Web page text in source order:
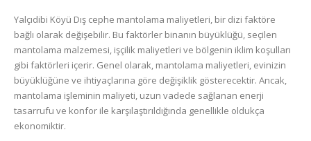
Yalçıdibi Köyü Dış cephe mantolama maliyetleri, bir dizi faktöre
bağlı olarak değişebilir. Bu faktörler binanın büyüklüğü, seçilen
mantolama malzemesi, işçilik maliyetleri ve bölgenin iklim koşulları
gibi faktörleri içerir. Genel olarak, mantolama maliyetleri, evinizin
büyüklüğüne ve ihtiyaçlarına göre değişiklik gösterecektir. Ancak,
mantolama işleminin maliyeti, uzun vadede sağlanan enerji
tasarrufu ve konfor ile karşılaştırıldığında genellikle oldukça
ekonomiktir.